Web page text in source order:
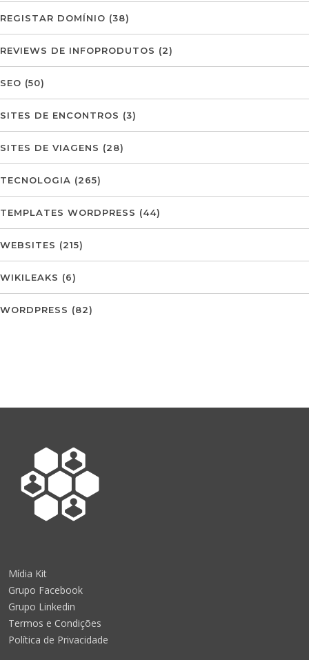
REGISTAR DOMÍNIO (38)
REVIEWS DE INFOPRODUTOS (2)
SEO (50)
SITES DE ENCONTROS (3)
SITES DE VIAGENS (28)
TECNOLOGIA (265)
TEMPLATES WORDPRESS (44)
WEBSITES (215)
WIKILEAKS (6)
WORDPRESS (82)
Mídia Kit
Grupo Facebook
Grupo Linkedin
Termos e Condições
Política de Privacidade